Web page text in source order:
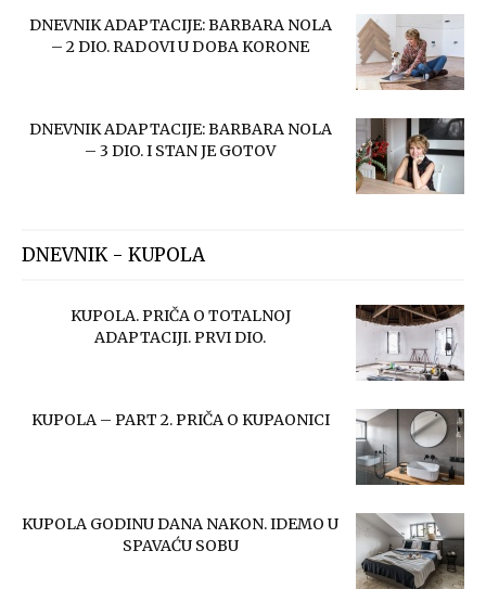
DNEVNIK ADAPTACIJE: BARBARA NOLA
– 2 DIO. RADOVI U DOBA KORONE
DNEVNIK ADAPTACIJE: BARBARA NOLA
– 3 DIO. I STAN JE GOTOV
DNEVNIK - KUPOLA
KUPOLA. PRIČA O TOTALNOJ
ADAPTACIJI. PRVI DIO.
KUPOLA – PART 2. PRIČA O KUPAONICI
KUPOLA GODINU DANA NAKON. IDEMO U
SPAVAĆU SOBU